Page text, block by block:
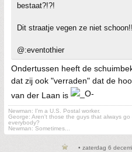
bestaat?!?!
Dit straatje vegen ze niet schoon!!
@:eventothier
Ondertussen heeft de
dat zij ook "verraden" dat de
van der Laan is
Newman: I'm a U.S. Postal worker.
George: Aren't those the guys that always
everybody?
Newman: Sometimes...
• zaterdag 6